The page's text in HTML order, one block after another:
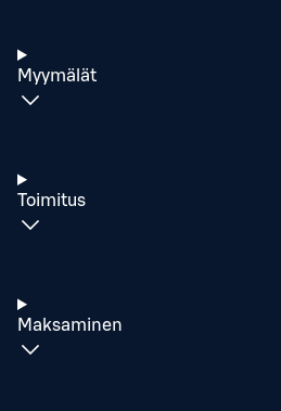
Myymälät
Toimitus
Maksaminen